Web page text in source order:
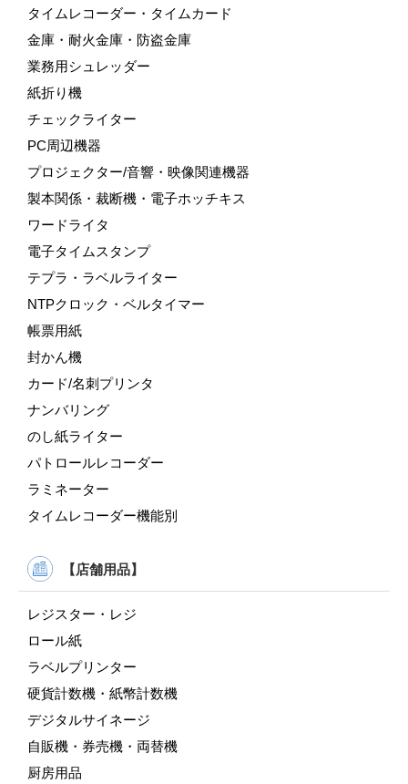
タイムレコーダー・タイムカード
金庫・耐火金庫・防盗金庫
業務用シュレッダー
紙折り機
チェックライター
PC周辺機器
プロジェクター/音響・映像関連機器
製本関係・裁断機・電子ホッチキス
ワードライタ
電子タイムスタンプ
テプラ・ラベルライター
NTPクロック・ベルタイマー
帳票用紙
封かん機
カード/名刺プリンタ
ナンバリング
のし紙ライター
パトロールレコーダー
ラミネーター
タイムレコーダー機能別
【店舗用品】
レジスター・レジ
ロール紙
ラベルプリンター
硬貨計数機・紙幣計数機
デジタルサイネージ
自販機・券売機・両替機
厨房用品